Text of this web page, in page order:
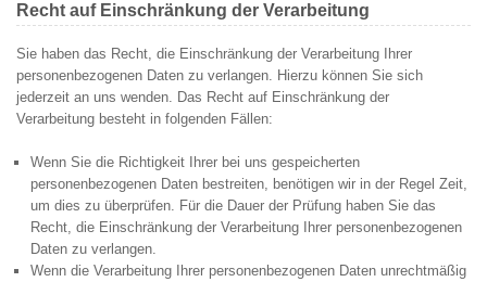
Recht auf Einschränkung der Verarbeitung
Sie haben das Recht, die Einschränkung der Verarbeitung Ihrer
personenbezogenen Daten zu verlangen. Hierzu können Sie sich
jederzeit an uns wenden. Das Recht auf Einschränkung der
Verarbeitung besteht in folgenden Fällen:
Wenn Sie die Richtigkeit Ihrer bei uns gespeicherten
personenbezogenen Daten bestreiten, benötigen wir in der Regel Zeit,
um dies zu überprüfen. Für die Dauer der Prüfung haben Sie das
Recht, die Einschränkung der Verarbeitung Ihrer personenbezogenen
Daten zu verlangen.
Wenn die Verarbeitung Ihrer personenbezogenen Daten unrechtmäßig